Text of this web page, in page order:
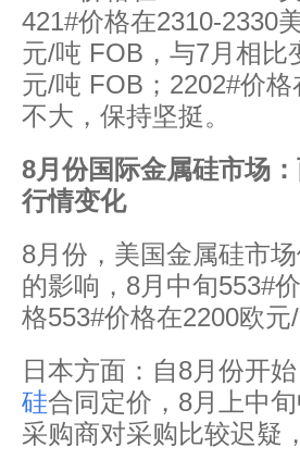
421#价格在2310-2330
元/吨 FOB，与7月相比
元/吨 FOB；2202#价
不大，保持坚挺。
8月份国际金属硅市场
行情变化
8月份，美国金属硅市
的影响，8月中旬553#
格553#价格在2200欧元/
日本方面：自8月份开
硅合同定价，8月上中
采购商对采购比较迟疑